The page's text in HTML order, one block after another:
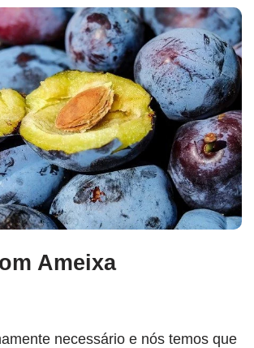
Ameixa
necessário e nós temos que